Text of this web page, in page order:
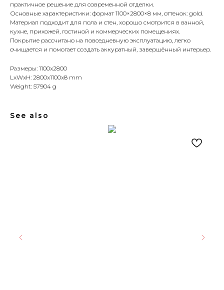
практичное решение для современной отделки.
Основные характеристики: формат 1100×2800×8 мм, оттенок: gold.
Материал подходит для пола и стен, хорошо смотрится в ванной,
кухне, прихожей, гостиной и коммерческих помещениях.
Покрытие рассчитано на повседневную эксплуатацию, легко
очищается и помогает создать аккуратный, завершённый интерьер.
Размеры: 1100x2800
LxWxH: 2800x1100x8 mm
Weight: 57904 g
See also